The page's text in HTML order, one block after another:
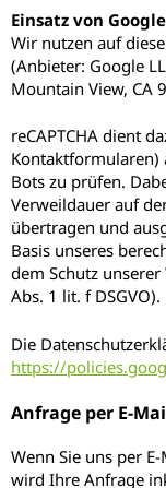
Einsatz von
Wir nutzen auf
(Anbieter: Google
Mountain View, CA
reCAPTCHA dient
Kontaktformularen)
Bots zu prüfen.
Verweildauer auf
übertragen und
Basis unseres
dem Schutz
Abs. 1 lit. f DSGVO).
Die
https://
Anfrage per E-
Wenn Sie uns per
wird Ihre Anfrage